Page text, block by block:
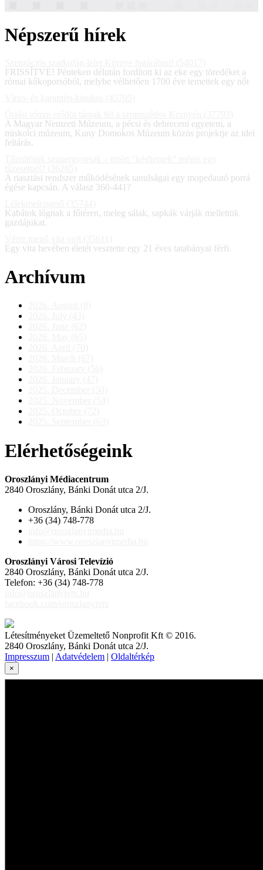
Népszerű hírek
FRISSÍTVE! Pénteken délután fordított ki az eke egy töredéket a
római kőkoporsóból, melybe vélhetően 1700 éve temettek egy nőt
A Magyar Nemzeti Múzeum, a pécsi és debreceni egyetem, a
miskolci múzeum, Kuny Domokos Múzeum közös projektje az idei
feltárás.
A riasztási rendszer működésének tanulságai egy mopedautó porrá
égése kapcsán. A válasz 360-441?
Kabátok lógnak a főtéren, meleg sálak, sapkák várják mellettük
gazdájukat.
Egy vita hevében életét vesztette egy 21 éves tatabányai férfi.
Archívum
Elérhetőségeink
Oroszlányi Médiacentrum
2840 Oroszlány, Bánki Donát utca 2/J.
Oroszlány, Bánki Donát utca 2/J.
+36 (34) 748-778
Oroszlányi Városi Televízió
2840 Oroszlány, Bánki Donát utca 2/J.
Telefon: +36 (34) 748-778
Létesítményeket Üzemeltető Nonprofit Kft © 2016.
2840 Oroszlány, Bánki Donát utca 2/J.
Impresszum | Adatvédelem | Oldaltérkép
×